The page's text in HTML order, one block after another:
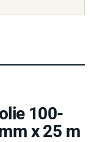
100-
x 25 m